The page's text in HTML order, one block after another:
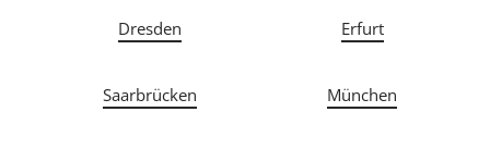
Dresden Erfurt
Saarbrücken München